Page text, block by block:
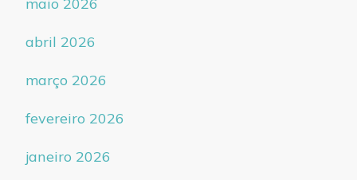
maio 2026
abril 2026
março 2026
fevereiro 2026
janeiro 2026